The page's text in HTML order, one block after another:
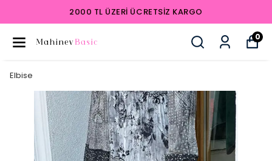
2000 TL ÜZERI ÜCRETSIZ KARGO
0
Elbise